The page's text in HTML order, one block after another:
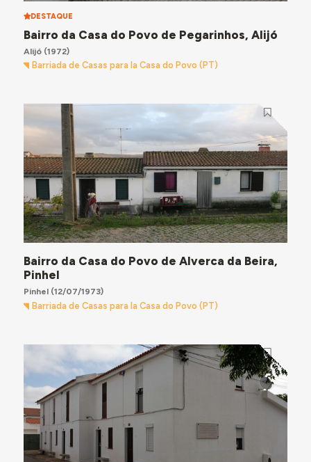
DESTAQUE
Bairro da Casa do Povo de Pegarinhos, Alijó
Alijó(1972)
Barriada de Casas para la Casa do Povo (PT)
Bairro da Casa do Povo de Alverca da Beira,
Pinhel
Pinhel(12/07/1973)
Barriada de Casas para la Casa do Povo (PT)